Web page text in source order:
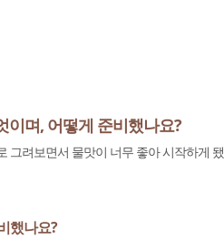
이며, 어떻게 준비했나요?
그려보면서 물맛이 너무 좋아 시작하게 됐
했나요?